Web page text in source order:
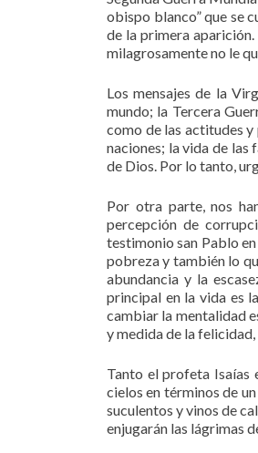
obispo blanco” que se
de la primera
milagrosamente no le
Los mensajes de la
mundo; la Tercera
como de las actitudes
naciones; la vida de las
de Dios. Por lo tanto,
Por otra parte, nos
percepción de
testimonio san Pablo
pobreza y también lo
abundancia y la
principal en la vida es
cambiar la mentalidad
y medida de la
Tanto el profeta Isaías
cielos en términos de
suculentos y vinos de
enjugarán las lágrimas